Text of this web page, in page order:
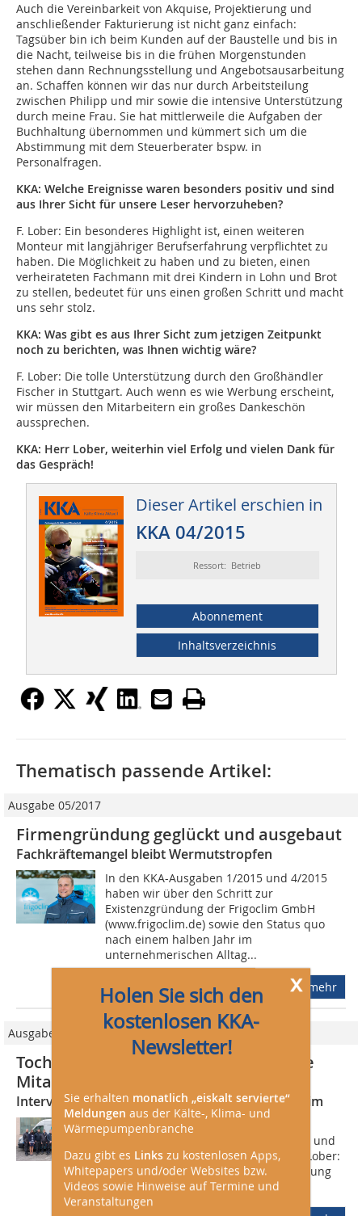
Auch die Vereinbarkeit von Akquise, Projektierung und
anschließender Fakturierung ist nicht ganz einfach:
Tagsüber bin ich beim Kunden auf der Baustelle und bis in
die Nacht, teilweise bis in die frühen Morgenstunden
stehen dann Rechnungsstellung und Angebotsausarbeitung
an. Schaffen können wir das nur durch Arbeitsteilung
zwischen Philipp und mir sowie die intensive Unterstützung
durch meine Frau. Sie hat mittlerweile die Aufgaben der
Buchhaltung übernommen und kümmert sich um die
Abstimmung mit dem Steuerberater bspw. in
Personalfragen.
KKA: Welche Ereignisse waren besonders positiv und sind
aus Ihrer Sicht für unsere Leser hervorzuheben?
F. Lober: Ein besonderes Highlight ist, einen weiteren
Monteur mit langjähriger Berufserfahrung verpflichtet zu
haben. Die Möglichkeit zu haben und zu bieten, einen
verheirateten Fachmann mit drei Kindern in Lohn und Brot
zu stellen, bedeutet für uns einen großen Schritt und macht
uns sehr stolz.
KKA: Was gibt es aus Ihrer Sicht zum jetzigen Zeitpunkt
noch zu berichten, was Ihnen wichtig wäre?
F. Lober: Die tolle Unterstützung durch den Großhändler
Fischer in Stuttgart. Auch wenn es wie Werbung erscheint,
wir müssen den Mitarbeitern ein großes Dankeschön
aussprechen.
KKA: Herr Lober, weiterhin viel Erfolg und vielen Dank für
das Gespräch!
Dieser Artikel erschien in
KKA 04/2015
Ressort: Betrieb
Abonnement
Inhaltsverzeichnis
x
Holen Sie sich den
kostenlosen KKA-
Newsletter!
Sie erhalten monatlich „eiskalt servierte“
Meldungen aus der Kälte-, Klima- und
Wärmepumpenbranche
Dazu gibt es Links zu kostenlosen Apps,
Whitepapers und/oder Websites bzw.
Videos sowie Hinweise auf Termine und
Veranstaltungen
Thematisch passende Artikel:
Ausgabe 05/2017
Firmengründung geglückt und ausgebaut
Fachkräftemangel bleibt Wermutstropfen
In den KKA-Ausgaben 1/2015 und 4/2015
haben wir über den Schritt zur
Existenzgründung der Frigoclim GmbH
(www.frigoclim.de) sowie den Status quo
nach einem halben Jahr im
unternehmerischen Alltag...
mehr
Ausgabe 06/2018
Tochterunternehmen und wachsende
Mitarbeiterzahl
Interview mit der Geschäftsführung von Frigoclim
KKA: Herr Lober, was war damals die
Initialzündung für die Selbständigkeit und
die Gründung eines Unternehmens? Lober:
Es ist der Traum der Selbstverwirklichung
und die Möglichkeit mit meinem...